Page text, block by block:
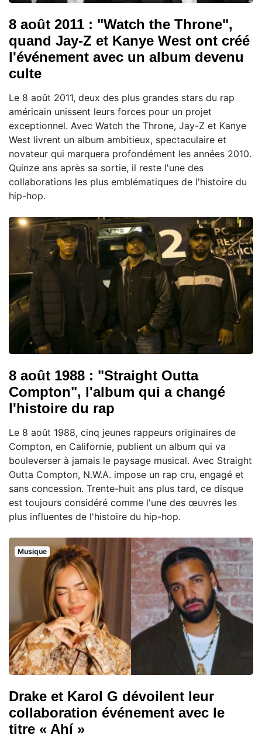
8 août 2011 : "Watch the Throne",
quand Jay-Z et Kanye West ont créé
l'événement avec un album devenu
culte
Le 8 août 2011, deux des plus grandes stars du rap
américain unissent leurs forces pour un projet
exceptionnel. Avec Watch the Throne, Jay-Z et Kanye
West livrent un album ambitieux, spectaculaire et
novateur qui marquera profondément les années 2010.
Quinze ans après sa sortie, il reste l'une des
collaborations les plus emblématiques de l'histoire du
hip-hop.
8 août 1988 : "Straight Outta
Compton", l'album qui a changé
l'histoire du rap
Le 8 août 1988, cinq jeunes rappeurs originaires de
Compton, en Californie, publient un album qui va
bouleverser à jamais le paysage musical. Avec Straight
Outta Compton, N.W.A. impose un rap cru, engagé et
sans concession. Trente-huit ans plus tard, ce disque
est toujours considéré comme l'une des œuvres les
plus influentes de l'histoire du hip-hop.
Musique
Drake et Karol G dévoilent leur
collaboration événement avec le
titre « Ahí »